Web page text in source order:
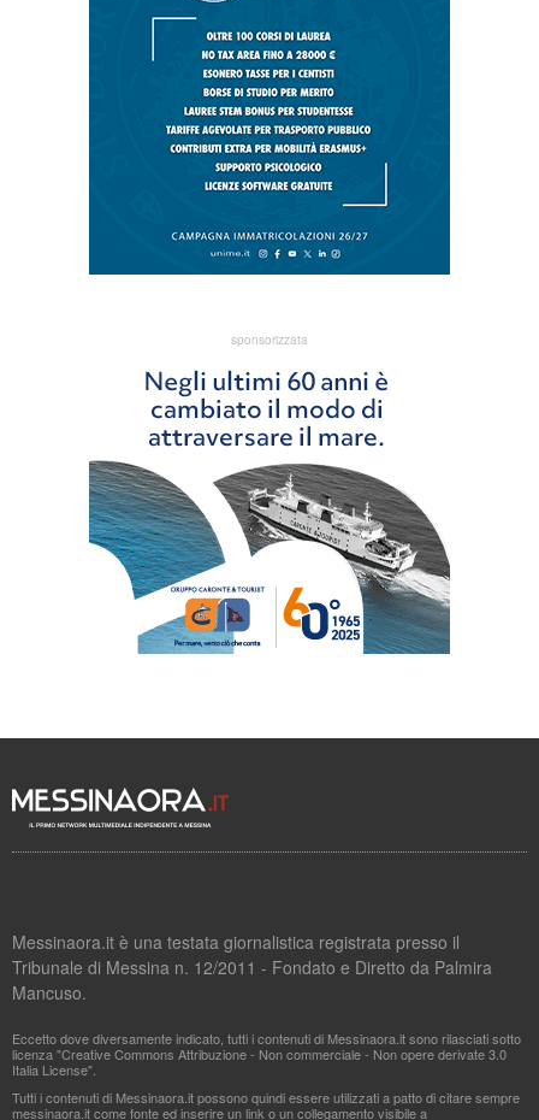
sponsorizzata
Messinaora.it è una testata giornalistica registrata presso il
Tribunale di Messina n. 12/2011 - Fondato e Diretto da Palmira
Mancuso.
Eccetto dove diversamente indicato, tutti i contenuti di Messinaora.it sono rilasciati sotto
licenza "Creative Commons Attribuzione - Non commerciale - Non opere derivate 3.0
Italia License".
Tutti i contenuti di Messinaora.it possono quindi essere utilizzati a patto di citare sempre
messinaora.it come fonte ed inserire un link o un collegamento visibile a